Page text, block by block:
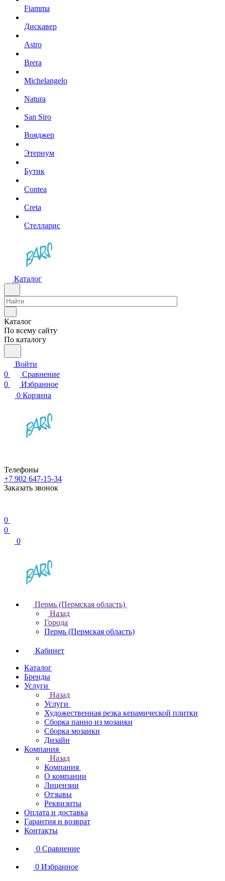
Fiamma
Дискавер
Astro
Brera
Michelangelo
Natura
San Siro
Вояджер
Этернум
Бутик
Contea
Creta
Стелларис
Каталог
Каталог
По всему сайту
По каталогу
Войти
0
Сравнение
0
Избранное
0 Корзина
Телефоны
+7 902 647-15-34
Заказать звонок
0
0
0
Пермь (Пермская область)
Назад
Города
Пермь (Пермская область)
Кабинет
Каталог
Бренды
Услуги
Назад
Услуги
Художественная резка керамической плитки
Сборка панно из мозаики
Сборка мозаики
Дизайн
Компания
Назад
Компания
О компании
Лицензии
Отзывы
Реквизиты
Оплата и доставка
Гарантия и возврат
Контакты
0 Сравнение
0 Избранное